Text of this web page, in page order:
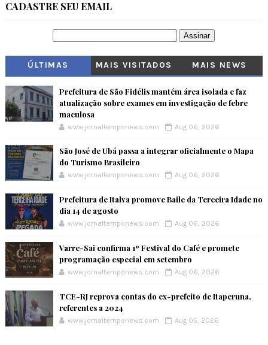
CADASTRE SEU EMAIL
ÚLTIMAS MAIS VISITADOS MAIS NEWS
Prefeitura de São Fidélis mantém área isolada e faz
atualização sobre exames em investigação de febre
maculosa
www.jornaltemponews.com Aug 06, 2026
São José de Ubá passa a integrar oficialmente o Mapa
do Turismo Brasileiro
www.jornaltemponews.com Aug 06, 2026
Prefeitura de Italva promove Baile da Terceira Idade no
dia 14 de agosto
www.jornaltemponews.com Aug 06, 2026
Varre-Sai confirma 1º Festival do Café e promete
programação especial em setembro
www.jornaltemponews.com Aug 06, 2026
TCE-RJ reprova contas do ex-prefeito de Itaperuna,
referentes a 2024
www.jornaltemponews.com Aug 05, 2026